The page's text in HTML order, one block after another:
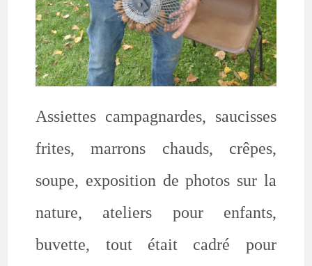
Assiettes campagnardes, saucisses
frites, marrons chauds, crêpes,
soupe, exposition de photos sur la
nature, ateliers pour enfants,
buvette, tout était cadré pour